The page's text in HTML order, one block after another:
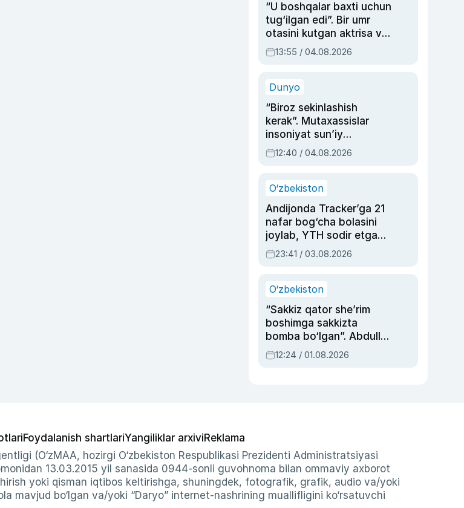
“U boshqalar baxti uchun
tug‘ilgan edi”. Bir umr
otasini kutgan aktrisa va
dublyaj ustasi Rimma
Ahmedovaning
13:55 / 04.08.2026
Dunyo
“Biroz sekinlashish
kerak”. Mutaxassislar
insoniyat sun’iy
intellektni boshqara
olmay qolishidan xavotir
12:40 / 04.08.2026
O‘zbekiston
Andijonda Tracker’ga 21
nafar bog‘cha bolasini
joylab, YTH sodir etgan
ayolga sud hukmi o‘qildi
23:41 / 03.08.2026
O‘zbekiston
“Sakkiz qator she’rim
boshimga sakkizta
bomba bo‘lgan”. Abdulla
Oripovni siyosiy
ayblovlardan asrab
12:24 / 01.08.2026
Foydalanish shartlariYangiliklar arxiviReklama
(O‘zMAA, hozirgi O‘zbekiston Respublikasi Prezidenti Administratsiyasi
13.03.2015 yil sanasida 0944-sonli guvohnoma bilan ommaviy axborot
yoki qisman iqtibos keltirishga, shuningdek, fotografik, grafik, audio va/yoki
mavjud bo‘lgan va/yoki “Daryo” internet-nashrining muallifligini ko‘rsatuvchi